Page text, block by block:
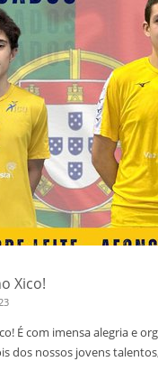
Xico!
É com imensa alegria e
dos nossos jovens